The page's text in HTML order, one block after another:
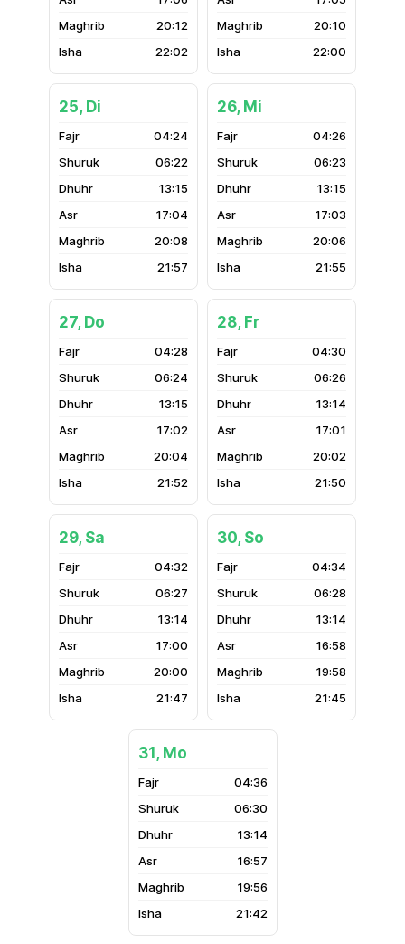
20:12
22:02
20:10
22:00
25, Di
04:24
06:22
13:15
17:04
20:08
21:57
26, Mi
04:26
06:23
13:15
17:03
20:06
21:55
27, Do
04:28
06:24
13:15
17:02
20:04
21:52
28, Fr
04:30
06:26
13:14
17:01
20:02
21:50
29, Sa
04:32
06:27
13:14
17:00
20:00
21:47
30, So
04:34
06:28
13:14
16:58
19:58
21:45
31, Mo
04:36
06:30
13:14
16:57
19:56
21:42